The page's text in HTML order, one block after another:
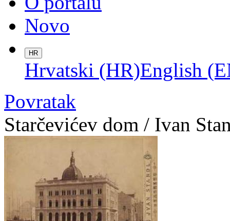
Novo
HR
Hrvatski (HR)English
Povratak
Starčevićev dom / Ivan